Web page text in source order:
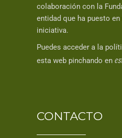
colaboración con la
entidad que ha puesto
iniciativa.
Puedes acceder a la
esta web pinchando en
CONTACTO